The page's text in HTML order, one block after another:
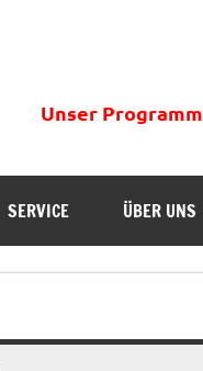
Unser Programm
SERVICE ÜBER UNS